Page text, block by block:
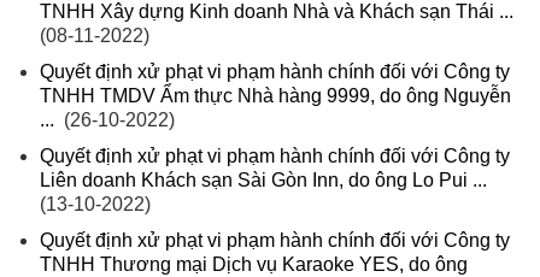
TNHH Xây dựng Kinh doanh Nhà và Khách sạn Thái ...
(08-11-2022)
Quyết định xử phạt vi phạm hành chính đối với Công ty
TNHH TMDV Ẩm thực Nhà hàng 9999, do ông Nguyễn
... (26-10-2022)
Quyết định xử phạt vi phạm hành chính đối với Công ty
Liên doanh Khách sạn Sài Gòn Inn, do ông Lo Pui ...
(13-10-2022)
Quyết định xử phạt vi phạm hành chính đối với Công ty
TNHH Thương mại Dịch vụ Karaoke YES, do ông